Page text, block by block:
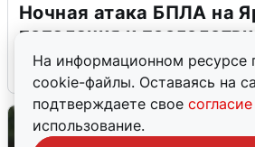
На информационном ресурсе
cookie-файлы. Оставаясь на
подтверждаете свое согласие
использование.
Ночная атака БПЛА на
попадания и
6 августа 0